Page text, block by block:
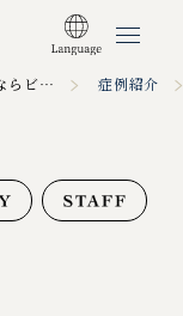
福岡・東京渋谷代官山の美容外科・美容皮膚科ならビスポーククリニック TOP 症例紹介